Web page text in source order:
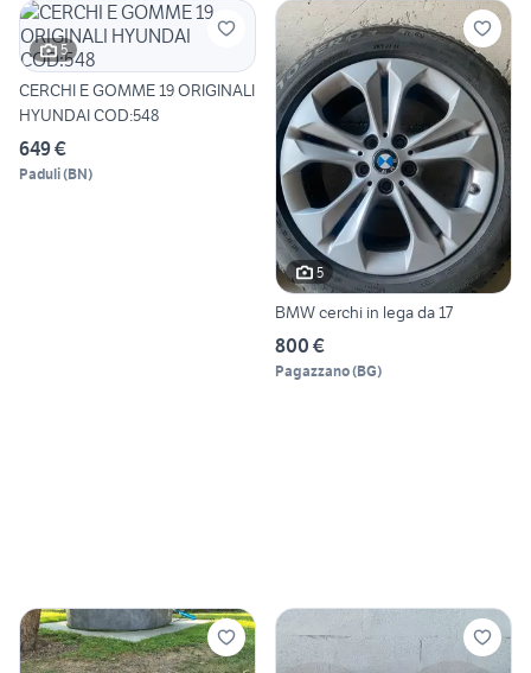
5
CERCHI E GOMME 19 ORIGINALI
HYUNDAI COD:548
649 €
Paduli(BN)
5
BMW cerchi in lega da 17
800 €
Pagazzano(BG)